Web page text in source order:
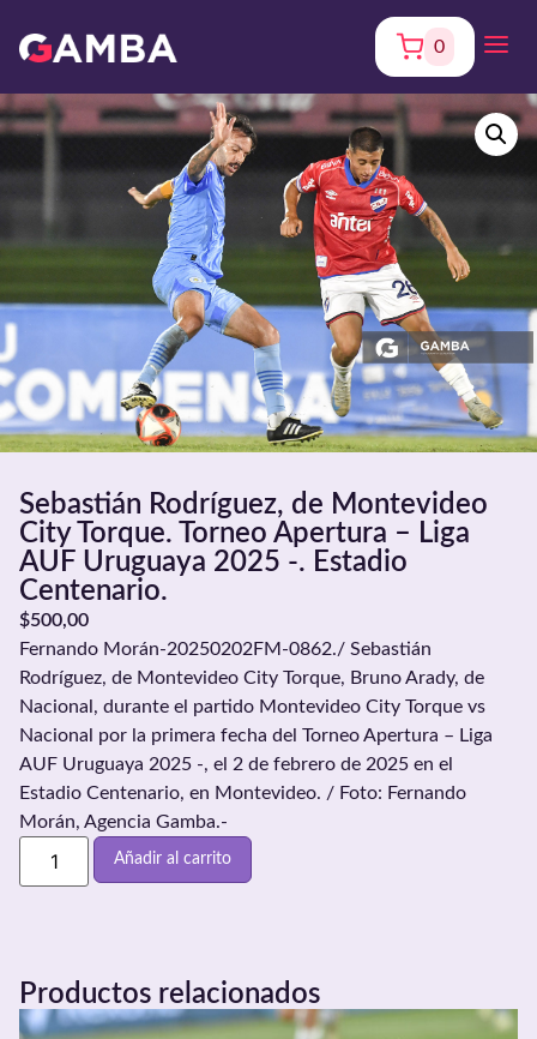
0
Sebastián Rodríguez, de Montevideo
City Torque. Torneo Apertura – Liga
AUF Uruguaya 2025 -. Estadio
Centenario.
$500,00
Fernando Morán-20250202FM-0862./ Sebastián
Rodríguez, de Montevideo City Torque, Bruno Arady, de
Nacional, durante el partido Montevideo City Torque vs
Nacional por la primera fecha del Torneo Apertura – Liga
AUF Uruguaya 2025 -, el 2 de febrero de 2025 en el
Estadio Centenario, en Montevideo. / Foto: Fernando
Morán, Agencia Gamba.-
Añadir al carrito
Productos relacionados